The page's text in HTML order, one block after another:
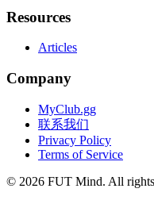
Resources
Articles
Company
MyClub.gg
联系我们
Privacy Policy
Terms of Service
© 2026 FUT Mind. All rights